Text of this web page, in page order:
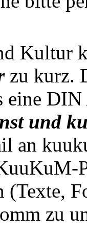
Kultur
zu kurz.
eine
und
an
zu